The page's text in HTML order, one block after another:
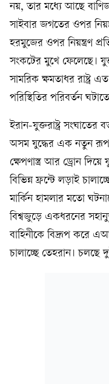
নয়, তার মধ্যে আছে
সাইবার জগতের ওপর
হরমুজের ওপর নিয়ন্ত্রণ
সংকটের মুখে ফেলেছে।
সামরিক ক্ষমতাধর রাষ্ট্র
পরিস্থিতির পরিবর্তন
ইরান-যুক্তরাষ্ট্র সংঘাতের
অসম যুদ্ধের এক নতুন রূপ
ক্ষেপণাস্ত্র আর ড্রোন দিয়ে
বিভিন্ন ফ্রন্টে লড়াই
মার্কিন হামলার মতো
বিশ্বজুড়ে একধরনের
বাহিনীকে বিদ্রূপ করে
চালাচ্ছে তেহরান। চলছে